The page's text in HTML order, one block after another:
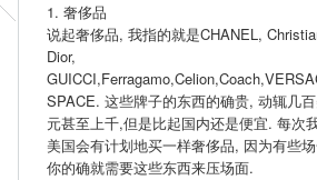
1. 奢侈品
说起奢侈品, 我指的就是CHANEL,
Dior,
SPACE. 这些牌子的东西的确贵, 动辄几
元甚至上千,但是比起国内还是便宜. 每次
美国会有计划地买一样奢侈品, 因为有些
你的确就需要这些东西来压场面.